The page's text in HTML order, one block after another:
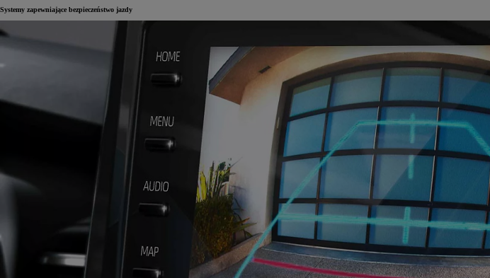
Systemy zapewniające bezpieczeństwo jazdy